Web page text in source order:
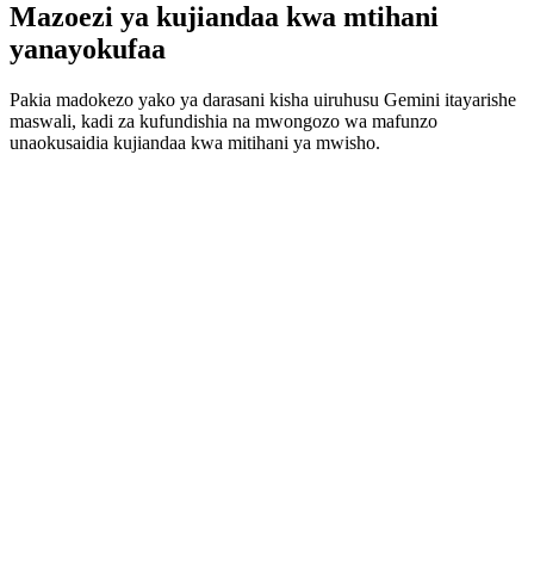
Mazoezi ya kujiandaa kwa mtihani
yanayokufaa
Pakia madokezo yako ya darasani kisha uiruhusu Gemini itayarishe
maswali, kadi za kufundishia na mwongozo wa mafunzo
unaokusaidia kujiandaa kwa mitihani ya mwisho.